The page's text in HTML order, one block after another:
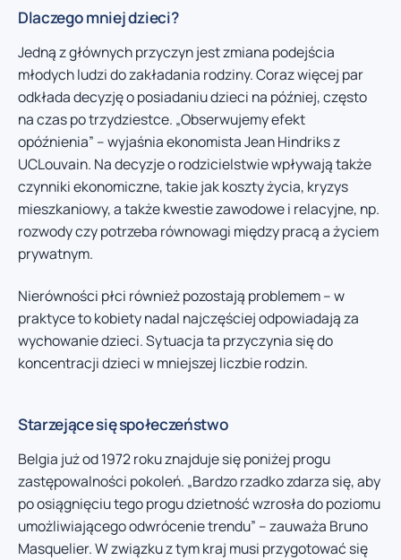
Dlaczego mniej dzieci?
Jedną z głównych przyczyn jest zmiana podejścia
młodych ludzi do zakładania rodziny. Coraz więcej par
odkłada decyzję o posiadaniu dzieci na później, często
na czas po trzydziestce. „Obserwujemy efekt
opóźnienia” – wyjaśnia ekonomista Jean Hindriks z
UCLouvain. Na decyzje o rodzicielstwie wpływają także
czynniki ekonomiczne, takie jak koszty życia, kryzys
mieszkaniowy, a także kwestie zawodowe i relacyjne, np.
rozwody czy potrzeba równowagi między pracą a życiem
prywatnym.
Nierówności płci również pozostają problemem – w
praktyce to kobiety nadal najczęściej odpowiadają za
wychowanie dzieci. Sytuacja ta przyczynia się do
koncentracji dzieci w mniejszej liczbie rodzin.
Starzejące się społeczeństwo
Belgia już od 1972 roku znajduje się poniżej progu
zastępowalności pokoleń. „Bardzo rzadko zdarza się, aby
po osiągnięciu tego progu dzietność wzrosła do poziomu
umożliwiającego odwrócenie trendu” – zauważa Bruno
Masquelier. W związku z tym kraj musi przygotować się